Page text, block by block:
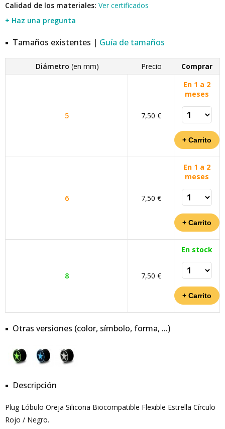
Calidad de los materiales: Ver certificados
+ Haz una pregunta
Tamaños existentes | Guía de tamaños
Diámetro (en mm) Precio Comprar
5 7,50 €
En 1 a 2
meses
6 7,50 €
En 1 a 2
meses
8 7,50 €
En stock
Otras versiones (color, símbolo, forma, ...)
Descripción
Plug Lóbulo Oreja Silicona Biocompatible Flexible Estrella Círculo
Rojo / Negro.